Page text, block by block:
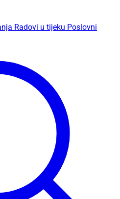
Radovi u tijeku Poslovni